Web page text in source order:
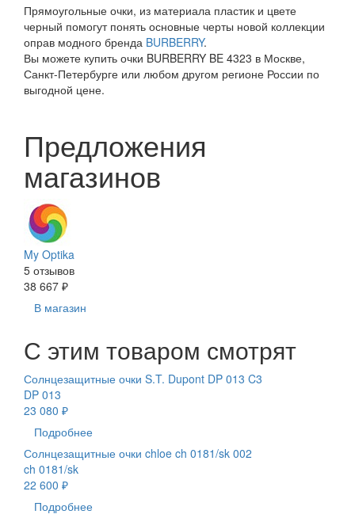
Прямоугольные очки, из материала пластик и цвете
черный помогут понять основные черты новой коллекции
оправ модного бренда BURBERRY.
Вы можете купить очки BURBERRY BE 4323 в Москве,
Санкт-Петербурге или любом другом регионе России по
выгодной цене.
Предложения
магазинов
My Optika
5 отзывов
38 667 ₽
В магазин
С этим товаром смотрят
Солнцезащитные очки S.T. Dupont DP 013 C3
DP 013
23 080 ₽
Подробнее
Солнцезащитные очки chloe ch 0181/sk 002
ch 0181/sk
22 600 ₽
Подробнее